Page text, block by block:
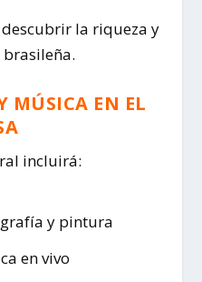
la riqueza y
MÚSICA EN EL
incluirá:
y pintura
en vivo